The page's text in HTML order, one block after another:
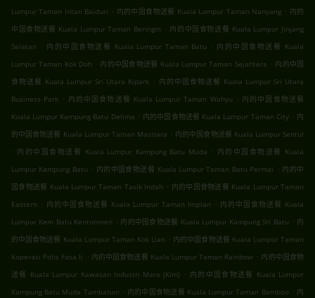
Lumpur Taman Intan Baiduri . 内的中国食物送餐 Kuala Lumpur Taman Nanyang . 内的
中国食物送餐 Kuala Lumpur Taman Beringin . 内的中国食物送餐 Kuala Lumpur Jinjang
Selatan
. 内的中国食物送餐 Kuala Lumpur Taman Batu . 内的中国食物送餐 Kuala
Lumpur Taman Kok Doh . 内的中国食物送餐 Kuala Lumpur Taman Sejahtera . 内的中国
食物送餐 Kuala Lumpur Sri Utara Kipark . 内的中国食物送餐 Kuala Lumpur Sri Utara
Business Park . 内的中国食物送餐 Kuala Lumpur Taman Wahyu . 内的中国食物送餐
Kuala Lumpur Kampung Batu Delima . 内的中国食物送餐 Kuala Lumpur Taman City . 内
的中国食物送餐 Kuala Lumpur Taman Mastiara . 内的中国食物送餐 Kuala Lumpur Sentul
. 内的中国食物送餐 Kuala Lumpur Kampung Batu Muda . 内的中国食物送餐 Kuala
Lumpur Kampung Batu . 内的中国食物送餐 Kuala Lumpur Taman Batu Permai . 内的中
国食物送餐 Kuala Lumpur Taman Tasik Indah . 内的中国食物送餐 Kuala Lumpur Taman
Eastern . 内的中国食物送餐 Kuala Lumpur Taman Impian . 内的中国食物送餐 Kuala
Lumpur Kem Batu Kentonmen . 内的中国食物送餐 Kuala Lumpur Kampung Sri Batu . 内
的中国食物送餐 Kuala Lumpur Taman Kok Lian . 内的中国食物送餐 Kuala Lumpur Taman
Koperasi Polis Fasa Ii . 内的中国食物送餐 Kuala Lumpur Taman Rainbow . 内的中国食物
送餐 Kuala Lumpur Kawasan Industri Mara (Kim) . 内的中国食物送餐 Kuala Lumpur
Kampung Batu Muda Tambahan . 内的中国食物送餐 Kuala Lumpur Taman Bamboo . 内